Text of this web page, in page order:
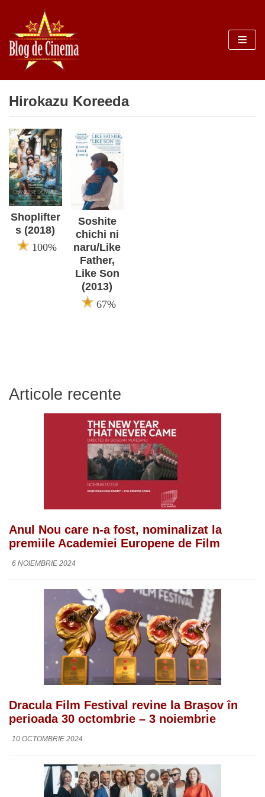
Sari
la
conținut
Hirokazu Koreeda
Shoplifter
s (2018)
100%
Soshite
chichi ni
naru/Like
Father,
Like Son
(2013)
67%
Articole recente
Anul Nou care n-a fost, nominalizat la
premiile Academiei Europene de Film
6 NOIEMBRIE 2024
Dracula Film Festival revine la Brașov în
perioada 30 octombrie – 3 noiembrie
10 OCTOMBRIE 2024